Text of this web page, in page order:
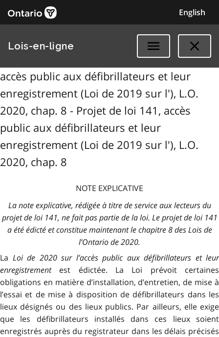
English
Lois-en-ligne
accès public aux défibrillateurs et leur
enregistrement (Loi de 2019 sur l'), L.O.
2020, chap. 8 - Projet de loi 141, accès
public aux défibrillateurs et leur
enregistrement (Loi de 2019 sur l'), L.O.
2020, chap. 8
NOTE EXPLICATIVE
La note explicative, rédigée à titre de service aux lecteurs du
projet de loi 141, ne fait pas partie de la loi. Le projet de loi 141
a été édicté et constitue maintenant le chapitre 8 des Lois de
l’Ontario de 2020.
La Loi de 2020 sur l’accès public aux défibrillateurs et leur
enregistrementest édictée. La Loi prévoit certaines
obligations en matière d’installation, d’entretien, de mise à
l’essai et de mise à disposition de défibrillateurs dans les
lieux désignés ou des lieux publics. Par ailleurs, elle exige
que les défibrillateurs installés dans ces lieux soient
enregistrés auprès du registrateur dans les délais précisés